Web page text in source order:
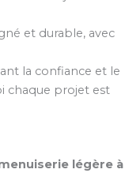
et durable, avec
la confiance et le
chaque projet est
légère à